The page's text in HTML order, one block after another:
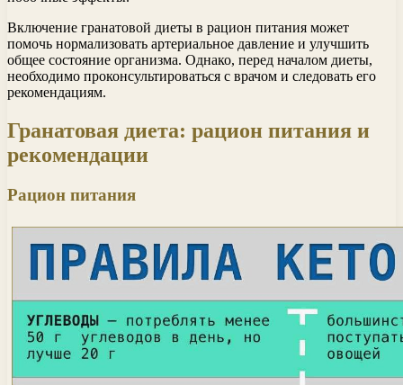
Включение гранатовой диеты в рацион питания может
помочь нормализовать артериальное давление и улучшить
общее состояние организма. Однако, перед началом диеты,
необходимо проконсультироваться с врачом и следовать его
рекомендациям.
Гранатовая диета: рацион питания и
рекомендации
Рацион питания